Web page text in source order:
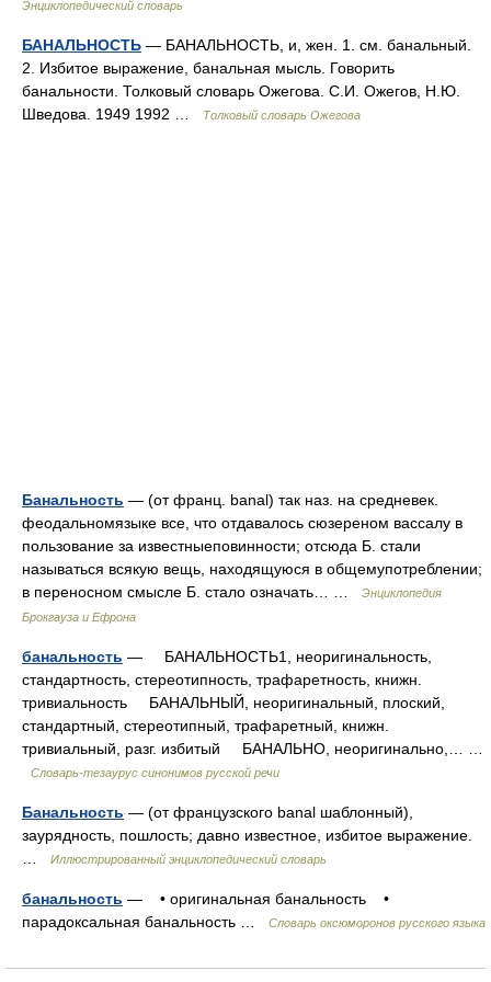
Энциклопедический словарь
БАНАЛЬНОСТЬ — БАНАЛЬНОСТЬ, и, жен. 1. см. банальный.
2. Избитое выражение, банальная мысль. Говорить
банальности. Толковый словарь Ожегова. С.И. Ожегов, Н.Ю.
Шведова. 1949 1992 …
Толковый словарь Ожегова
Банальность — (от франц. banal) так наз. на средневек.
феодальномязыке все, что отдавалось сюзереном вассалу в
пользование за известныеповинности; отсюда Б. стали
называться всякую вещь, находящуюся в общемупотреблении;
в переносном смысле Б. стало означать… …
Энциклопедия
Брокгауза и Ефрона
банальность — БАНАЛЬНОСТЬ1, неоригинальность,
стандартность, стереотипность, трафаретность, книжн.
тривиальность БАНАЛЬНЫЙ, неоригинальный, плоский,
стандартный, стереотипный, трафаретный, книжн.
тривиальный, разг. избитый БАНАЛЬНО, неоригинально,… …
Словарь-тезаурус синонимов русской речи
Банальность — (от французского banal шаблонный),
заурядность, пошлость; давно известное, избитое выражение.
Иллюстрированный энциклопедический словарь
банальность — • оригинальная банальность •
парадоксальная банальность …
Словарь оксюморонов русского языка